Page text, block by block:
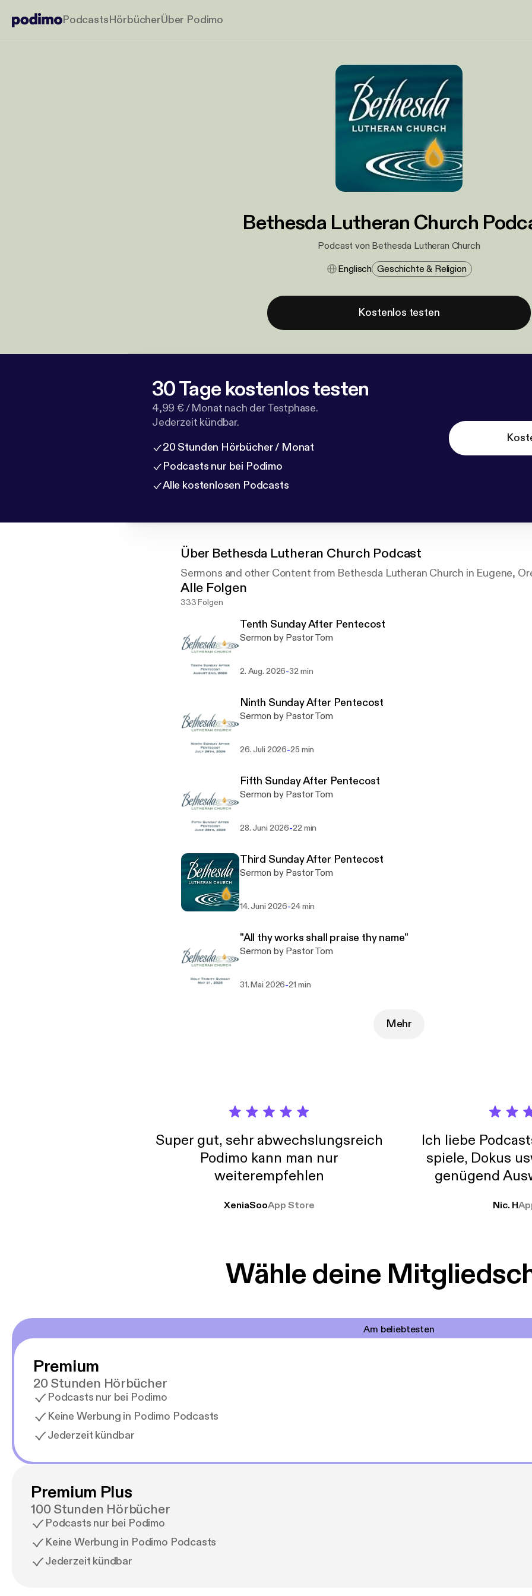
PodcastsHörbücherÜber Podimo
Bethesda Lutheran Church
Podcast von Bethesda Lutheran Church
Englisch Geschichte & Religion
Kostenlos testen
30 Tage kostenlos testen
4,99 € / Monat nach der Testphase.
Jederzeit kündbar.
20 Stunden Hörbücher / Monat
Podcasts nur bei Podimo
Alle kostenlosen Podcasts
Über Bethesda Lutheran Church Podcast
Sermons and other Content from Bethesda Lutheran Church in Eugene,
Alle Folgen
333 Folgen
Tenth Sunday After Pentecost
Sermon by Pastor Tom
2. Aug. 2026-32 min
Ninth Sunday After Pentecost
Sermon by Pastor Tom
26. Juli 2026-25 min
Fifth Sunday After Pentecost
Sermon by Pastor Tom
28. Juni 2026-22 min
Third Sunday After Pentecost
Sermon by Pastor Tom
14. Juni 2026-24 min
"All thy works shall praise thy name"
Sermon by Pastor Tom
31. Mai 2026-21 min
Mehr
Super gut, sehr abwechslungsreich
Podimo kann man nur
weiterempfehlen
XeniaSooApp Store
Ich liebe
spiele, Dokus
genügend
Nic. H
Wähle deine
Am beliebtesten
Premium
20 Stunden Hörbücher
Podcasts nur bei Podimo
Keine Werbung in Podimo Podcasts
Jederzeit kündbar
Premium Plus
100 Stunden Hörbücher
Podcasts nur bei Podimo
Keine Werbung in Podimo Podcasts
Jederzeit kündbar